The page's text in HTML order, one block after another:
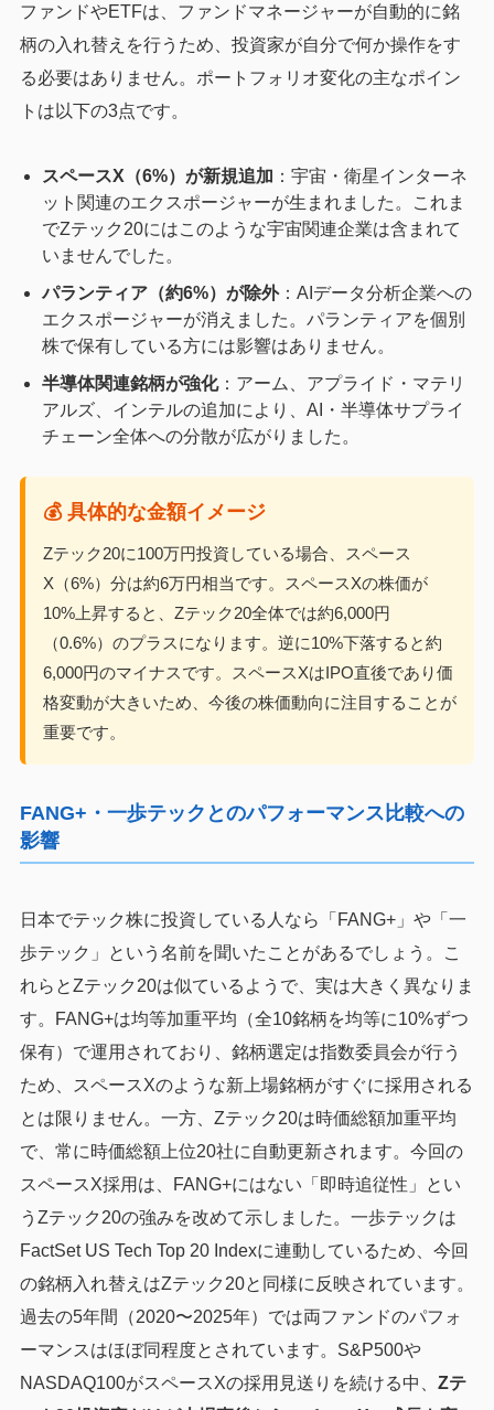
ファンドやETFは、ファンドマネージャーが自動的に銘
柄の入れ替えを行うため、投資家が自分で何か操作をす
る必要はありません。ポートフォリオ変化の主なポイン
トは以下の3点です。
スペースX（6%）が新規追加 ：宇宙・衛星インターネ
ット関連のエクスポージャーが生まれました。これま
でZテック20にはこのような宇宙関連企業は含まれて
いませんでした。
パランティア（約6%）が除外：AIデータ分析企業への
エクスポージャーが消えました。パランティアを個別
株で保有している方には影響はありません。
半導体関連銘柄が強化：アーム、アプライド・マテリ
アルズ、インテルの追加により、AI・半導体サプライ
チェーン全体への分散が広がりました。
💰 具体的な金額イメージ
Zテック20に100万円投資している場合、スペース
X（6%）分は約6万円相当です。スペースXの株価が
10%上昇すると、Zテック20全体では約6,000円
（0.6%）のプラスになります。逆に10%下落すると約
6,000円のマイナスです。スペースXはIPO直後であり価
格変動が大きいため、今後の株価動向に注目することが
重要です。
FANG+・一歩テックとのパフォーマンス比較への
影響
日本でテック株に投資している人なら「FANG+」や「一
歩テック」という名前を聞いたことがあるでしょう。こ
れらとZテック20は似ているようで、実は大きく異なりま
す。FANG+は均等加重平均（全10銘柄を均等に10%ずつ
保有）で運用されており、銘柄選定は指数委員会が行う
ため、スペースXのような新上場銘柄がすぐに採用される
とは限りません。一方、Zテック20は時価総額加重平均
で、常に時価総額上位20社に自動更新されます。今回の
スペースX採用は、FANG+にはない「即時追従性」とい
うZテック20の強みを改めて示しました。一歩テックは
FactSet US Tech Top 20 Indexに連動しているため、今回
の銘柄入れ替えはZテック20と同様に反映されています。
過去の5年間（2020〜2025年）では両ファンドのパフォ
ーマンスはほぼ同程度とされています。S&P500や
NASDAQ100がスペースXの採用見送りを続ける中、 Zテ